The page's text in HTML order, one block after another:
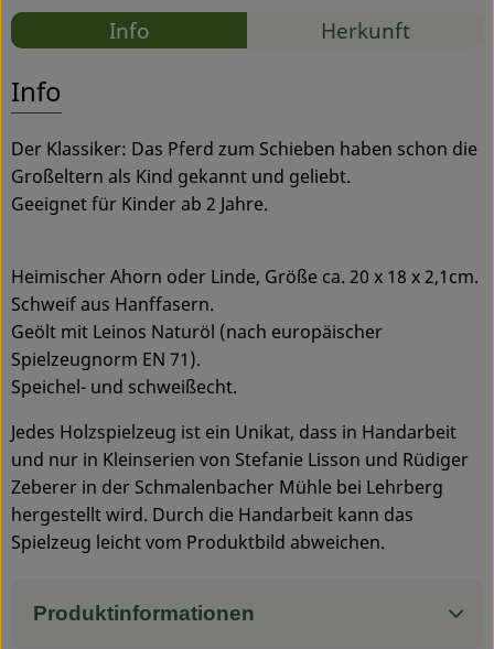
Blog & Aktuelles
Service
Rezepte
Info Herkunft
Info
Der Klassiker: Das Pferd zum Schieben haben schon die
Großeltern als Kind gekannt und geliebt.
Geeignet für Kinder ab 2 Jahre.
Heimischer Ahorn oder Linde, Größe ca. 20 x 18 x 2,1cm.
Schweif aus Hanffasern.
Geölt mit Leinos Naturöl (nach europäischer
Spielzeugnorm EN 71).
Speichel- und schweißecht.
Jedes Holzspielzeug ist ein Unikat, dass in Handarbeit
und nur in Kleinserien von Stefanie Lisson und Rüdiger
Zeberer in der Schmalenbacher Mühle bei Lehrberg
hergestellt wird. Durch die Handarbeit kann das
Spielzeug leicht vom Produktbild abweichen.
Produktinformationen